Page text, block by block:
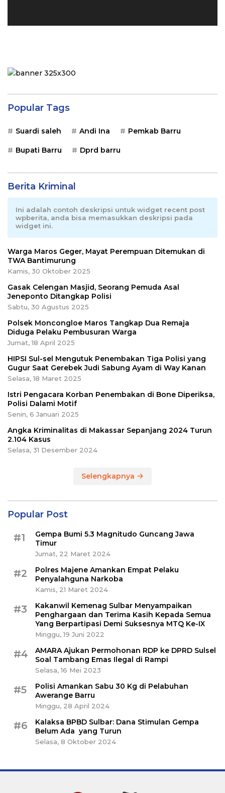
Popular Tags
Suardi saleh Andi Ina Pemkab Barru
Bupati Barru Dprd barru
Berita Kriminal
Ini adalah contoh deskripsi untuk widget recent post
wpberita, anda bisa memasukkan deskripsi pada
widget ini.
Warga Maros Geger, Mayat Perempuan Ditemukan di
TWA Bantimurung
Kamis, 30 Oktober 2025
Gasak Celengan Masjid, Seorang Pemuda Asal
Jeneponto Ditangkap Polisi
Sabtu, 30 Agustus 2025
Polsek Moncongloe Maros Tangkap Dua Remaja
Diduga Pelaku Pembusuran Warga
Jumat, 18 April 2025
HIPSI Sul-sel Mengutuk Penembakan Tiga Polisi yang
Gugur Saat Gerebek Judi Sabung Ayam di Way Kanan
Selasa, 18 Maret 2025
Istri Pengacara Korban Penembakan di Bone Diperiksa,
Polisi Dalami Motif
Senin, 6 Januari 2025
Angka Kriminalitas di Makassar Sepanjang 2024 Turun
2.104 Kasus
Selasa, 31 Desember 2024
Selengkapnya
Popular Post
#1
Gempa Bumi 5.3 Magnitudo Guncang Jawa
Timur
Jumat, 22 Maret 2024
#2
Polres Majene Amankan Empat Pelaku
Penyalahguna Narkoba
Kamis, 21 Maret 2024
#3
Kakanwil Kemenag Sulbar Menyampaikan
Penghargaan dan Terima Kasih Kepada Semua
Yang Berpartipasi Demi Suksesnya MTQ Ke-IX
Minggu, 19 Juni 2022
#4
AMARA Ajukan Permohonan RDP ke DPRD Sulsel
Soal Tambang Emas Ilegal di Rampi
Selasa, 16 Mei 2023
#5
Polisi Amankan Sabu 30 Kg di Pelabuhan
Awerange Barru
Minggu, 28 April 2024
#6
Kalaksa BPBD Sulbar: Dana Stimulan Gempa
Belum Ada yang Turun
Selasa, 8 Oktober 2024